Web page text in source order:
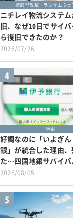
標的型攻撃・ランサムウェ
ニチレイ物流システ
旧、なぜ10日でサイ
ら復旧できたのか？
2026/07/26
4
地銀
好調なのに「いよぎん
銀」が統合した理由、
た…四国地銀サバイバ
2026/08/05
5